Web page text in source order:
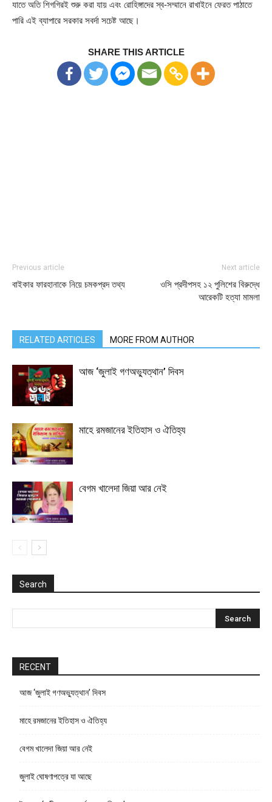
যাতে অতি শিগগিরই শুরু করা যায় এবং রোহিঙ্গাদের স্ব-সম্মানে রাখাইনে ফেরত পাঠাতে
পারি এই ব্যাপারে সরকার সবর্দা সচেষ্ট আছে।
SHARE THIS ARTICLE
Previous article
বাইকার ফারহানাকে নিয়ে চমকপ্রদ তথ্য
Next article
ওসি প্রদীপসহ ১২ পুলিশের বিরুদ্ধে
আরেকটি হত্যা মামলা
RELATED ARTICLES MORE FROM AUTHOR
আজ ‘জুলাই গণঅভ্যুত্থান’ দিবস
মাহে রমজানের ইতিহাস ও ঐতিহ্য
বেগম খালেদা জিয়া আর নেই
Search
RECENT
আজ ‘জুলাই গণঅভ্যুত্থান’ দিবস
মাহে রমজানের ইতিহাস ও ঐতিহ্য
বেগম খালেদা জিয়া আর নেই
জুলাই ঘোষণাপত্রে যা আছে